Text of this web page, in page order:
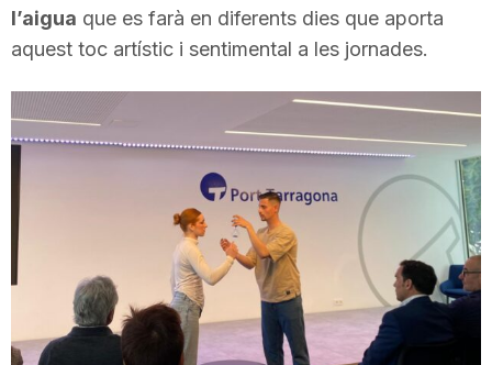
l’aigua que es farà en diferents dies que aporta
aquest toc artístic i sentimental a les jornades.